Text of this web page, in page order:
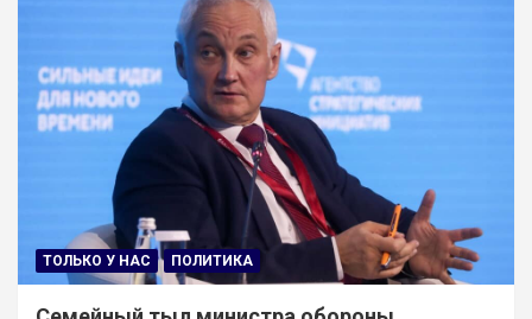
ТОЛЬКО У НАС ПОЛИТИКА